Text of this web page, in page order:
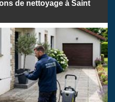
de nettoyage à Saint